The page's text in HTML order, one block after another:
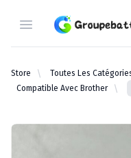
Open Menu
Store Toutes Les
Compatible Avec Brother